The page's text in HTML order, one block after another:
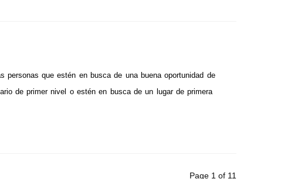
personas que estén en busca de una buena oportunidad de
de primer nivel o estén en busca de un lugar de primera
Page 1 of 11